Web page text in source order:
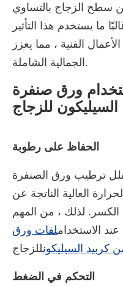
لطحن سطح الزجاج بالتساوي
ما يستخدم هذا التأثير
الفنية ، مما يعزز
الجمالية الشاملة.
ورق صنفرة
السيليكون للزجاج
الحفاظ على رطوبة
ترطيب ورق الصنفرة
العالية الناتجة عن
الكسر. لذلك ، من المهم
الاستخداملفات ورق
كربيد السيليكون
التحكم في الضغط